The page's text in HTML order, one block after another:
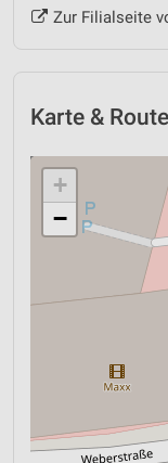
Zur Filialseite
Karte & Route
+
−